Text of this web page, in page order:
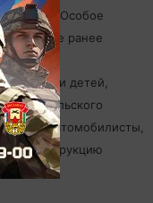
Особое
которые ранее
перевозки детей,
водительского
также автомобилисты,
в конструкцию